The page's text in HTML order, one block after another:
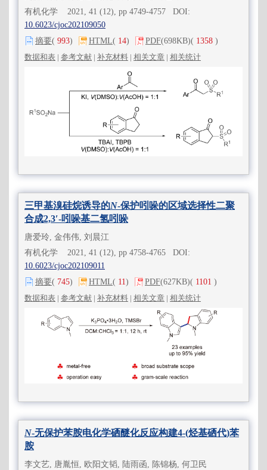
有机化学 2021, 41 (12), pp 4749-4757 DOI:
10.6023/cjoc202109050
摘要( 993) HTML( 14) PDF(698KB)( 1358 )
数据和表 | 参考文献 | 补充材料 | 相关文章 | 相关统计
三甲基溴硅烷诱导的N-保护吲哚的区域选择性二聚
合成2,3′-吲哚基二氢吲哚
唐爱玲, 金伟伟, 刘晨江
有机化学 2021, 41 (12), pp 4758-4765 DOI:
10.6023/cjoc202109011
摘要( 745) HTML( 11) PDF(627KB)( 1101 )
数据和表 | 参考文献 | 补充材料 | 相关文章 | 相关统计
N-无保护苯胺电化学硒醚化反应构建4-(烃基硒代)苯
胺
李文艺, 唐胤恒, 欧阳文韬, 陆雨函, 陈锦杨, 何卫民